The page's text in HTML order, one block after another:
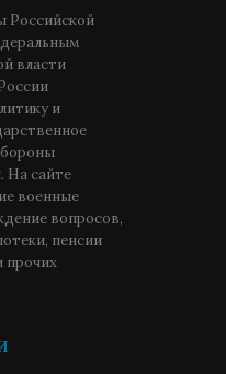
Российской
власти
и
На сайте
военные
вопросов,
пенсии
прочих